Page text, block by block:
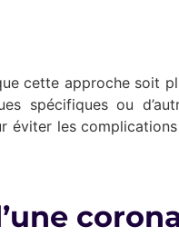
cette approche soit
spécifiques ou
les